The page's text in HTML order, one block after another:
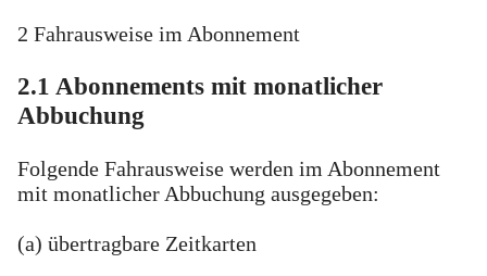
2 Fahrausweise im Abonnement
2.1 Abonnements mit monatlicher
Abbuchung
Folgende Fahrausweise werden im Abonnement
mit monatlicher Abbuchung ausgegeben:
(a) übertragbare Zeitkarten